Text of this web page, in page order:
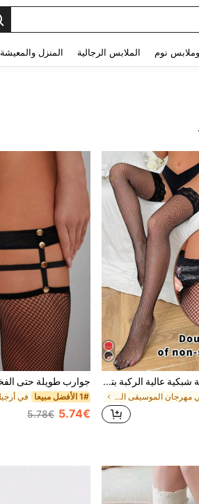
نوم الملابس الرجالية المنزل والمعيشة
زوج جوارب نسائية شبكية عالية الركبة بتطريز دانتيل مثير ،سيليكون مضاد للانزلاق ، مرونة عالية مقاس كبير ، مناسب لتناسق الأزياء الخارجية
في مهرجان الموسيقى المرأة فوق جوارب الركبة 1# الأفضل مبيعا
5.74€
5.78€